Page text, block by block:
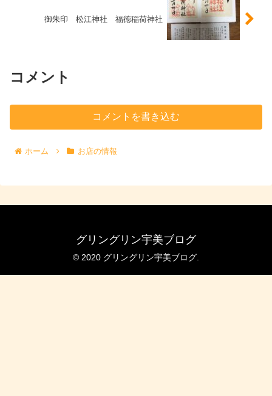
御朱印 松江神社 福徳稲荷神社
コメント
コメントを書き込む
ホーム お店の情報
グリングリン宇美ブログ
© 2020 グリングリン宇美ブログ.